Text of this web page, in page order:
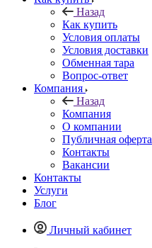
Назад
Как купить
Условия оплаты
Условия доставки
Обменная тара
Вопрос-ответ
Компания
Назад
Компания
О компании
Публичная оферта
Контакты
Вакансии
Контакты
Услуги
Блог
Личный кабинет